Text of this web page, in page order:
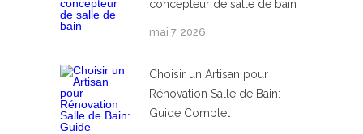
concepteur de salle de bain
mai 7, 2026
Choisir un Artisan pour
Rénovation Salle de Bain:
Guide Complet